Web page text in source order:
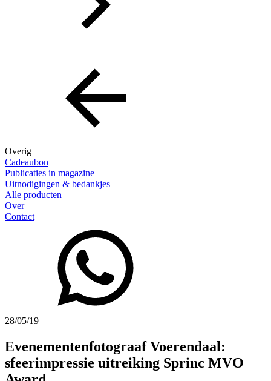
Overig
Cadeaubon
Publicaties in magazine
Uitnodigingen & bedankjes
Alle producten
Over
Contact
28/05/19
Evenementenfotograaf Voerendaal:
sfeerimpressie uitreiking Sprinc MVO